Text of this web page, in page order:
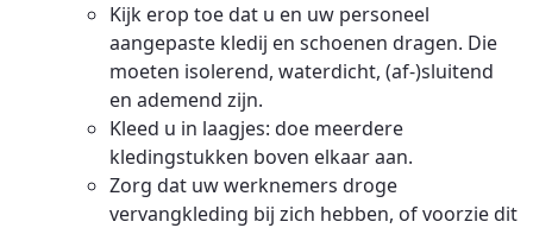
Kijk erop toe dat u en uw personeel
aangepaste kledij en schoenen dragen. Die
moeten isolerend, waterdicht, (af-)sluitend
en ademend zijn.
Kleed u in laagjes: doe meerdere
kledingstukken boven elkaar aan.
Zorg dat uw werknemers droge
vervangkleding bij zich hebben, of voorzie dit